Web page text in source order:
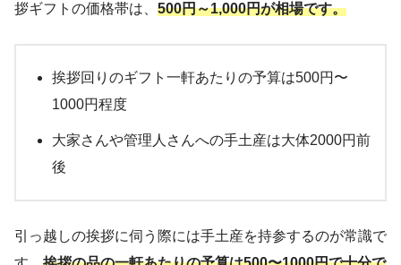
拶ギフトの価格帯は、 500円～1,000円が相場です。
挨拶回りのギフト一軒あたりの予算は500円〜
1000円程度
大家さんや管理人さんへの手土産は大体2000円前
後
引っ越しの挨拶に伺う際には手土産を持参するのが常識で